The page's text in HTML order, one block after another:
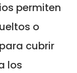
permiten
o
cubrir
los